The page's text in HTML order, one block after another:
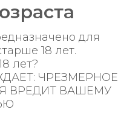
Вс с 08:00 до 23:00
Вс с 08:00 до 23:00
Вс с 09:00 до 23:00
для
18 лет.
лет?
ЧРЕЗМЕРНОЕ
ВРЕДИТ ВАШЕМУ